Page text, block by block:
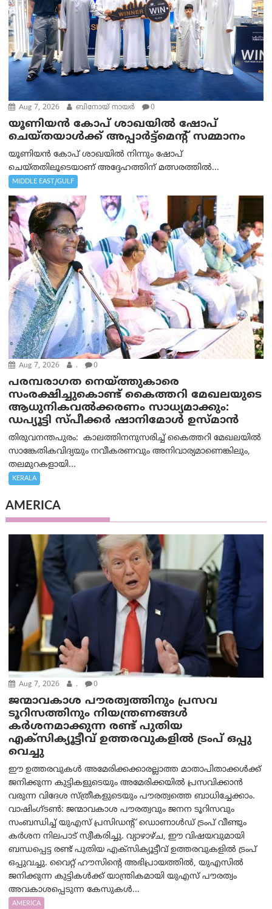
Aug 7, 2026 ബിനോയ് നായര്‍ 0
യൂണിയൻ കോപ് ശാഖയിൽ ഷോപ്
ചെയ്തയാൾക്ക് അപ്പാർട്ട്മെന്റ് സമ്മാനം
യൂണിയൻ കോപ് ശാഖയിൽ നിന്നും ഷോപ്
ചെയ്തതിലൂടെയാണ് അദ്ദേഹത്തിന് മത്സരത്തിൽ...
MIDDLE EAST/GULF
Aug 7, 2026 . 0
പരമ്പരാഗത നെയ്ത്തുകാരെ
സംരക്ഷിച്ചുകൊണ്ട് കൈത്തറി മേഖലയുടെ
ആധുനികവൽക്കരണം സാധ്യമാക്കും:
ഡപ്യൂട്ടി സ്പീക്കർ ഷാനിമോൾ ഉസ്മാൻ
തിരുവനന്തപുരം: കാലത്തിനനുസരിച്ച് കൈത്തറി മേഖലയിൽ
സാങ്കേതികവിദ്യയും നവീകരണവും അനിവാര്യമാണെങ്കിലും,
തലമുറകളായി...
KERALA
AMERICA
Aug 7, 2026 . 0
ജന്മാവകാശ പൗരത്വത്തിനും പ്രസവ
ടൂറിസത്തിനും നിയന്ത്രണങ്ങൾ
കർശനമാക്കുന്ന രണ്ട് പുതിയ
എക്സിക്യൂട്ടീവ് ഉത്തരവുകളിൽ ട്രംപ് ഒപ്പു
വെച്ചു
ഈ ഉത്തരവുകൾ അമേരിക്കക്കാരല്ലാത്ത മാതാപിതാക്കൾക്ക്
ജനിക്കുന്ന കുട്ടികളുടെയും അമേരിക്കയിൽ പ്രസവിക്കാൻ
വരുന്ന വിദേശ സ്ത്രീകളുടെയും പൗരത്വത്തെ ബാധിച്ചേക്കാം.
വാഷിംഗ്ടണ്‍: ജന്മാവകാശ പൗരത്വവും ജനന ടൂറിസവും
സംബന്ധിച്ച് യുഎസ് പ്രസിഡന്റ് ഡൊണാൾഡ് ട്രംപ് വീണ്ടും
കർശന നിലപാട് സ്വീകരിച്ചു. വ്യാഴാഴ്ച, ഈ വിഷയവുമായി
ബന്ധപ്പെട്ട രണ്ട് പുതിയ എക്സിക്യൂട്ടീവ് ഉത്തരവുകളിൽ ട്രംപ്
ഒപ്പുവച്ചു. വൈറ്റ് ഹൗസിന്റെ അഭിപ്രായത്തിൽ, യുഎസിൽ
ജനിക്കുന്ന കുട്ടികൾക്ക് യാന്ത്രികമായി യുഎസ് പൗരത്വം
അവകാശപ്പെടുന്ന കേസുകൾ...
AMERICA